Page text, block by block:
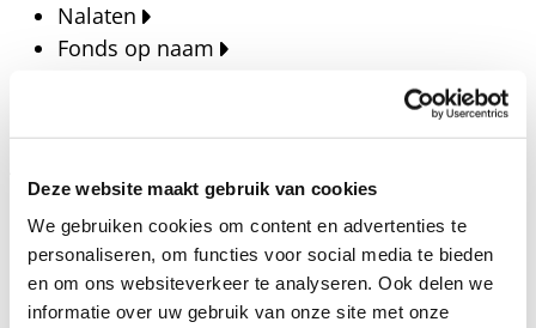
Deze website maakt gebruik van cookies
We gebruiken cookies om content en advertenties te
personaliseren, om functies voor social media te bieden
en om ons websiteverkeer te analyseren. Ook delen we
informatie over uw gebruik van onze site met onze
Nalaten
Fonds op naam
Blijf op de hoogte van het laatste nieuws, verhalen,
publicaties en ontwikkelingen rondom Kansfonds
en onze missie.
Nieuwsberichten